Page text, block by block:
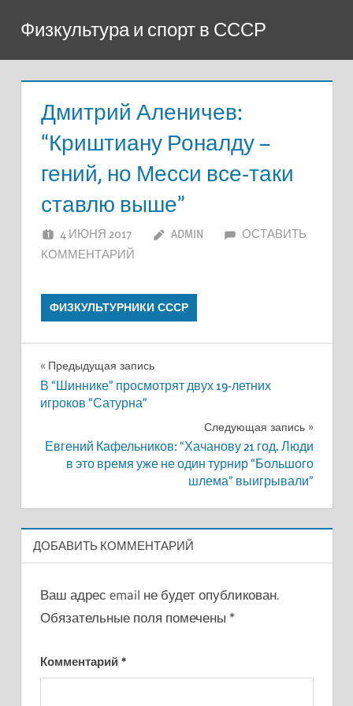
содержимому
Физкультура и спорт в СССР
Дмитрий Аленичев:
“Криштиану Роналду –
гений, но Месси все-таки
ставлю выше”
4 ИЮНЯ 2017 ADMIN
ОСТАВИТЬ
КОММЕНТАРИЙ
ФИЗКУЛЬТУРНИКИ СССР
Навигация
по
Предыдущая запись
В “Шиннике” просмотрят двух 19-летних
игроков “Сатурна”
Следующая запись
Евгений Кафельников: “Хачанову 21 год. Люди
в это время уже не один турнир “Большого
шлема” выигрывали”
ДОБАВИТЬ КОММЕНТАРИЙ
Ваш адрес email не будет опубликован.
Обязательные поля помечены *
Комментарий *